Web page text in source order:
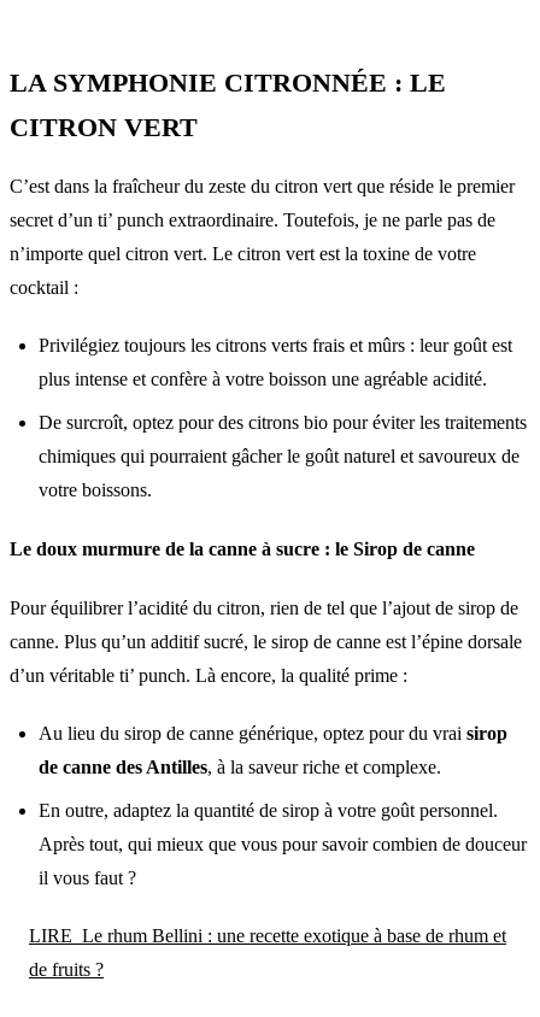
LA SYMPHONIE CITRONNÉE : LE
CITRON VERT
C’est dans la fraîcheur du zeste du citron vert que réside le premier
secret d’un ti’ punch extraordinaire. Toutefois, je ne parle pas de
n’importe quel citron vert. Le citron vert est la toxine de votre
cocktail :
Privilégiez toujours les citrons verts frais et mûrs : leur goût est
plus intense et confère à votre boisson une agréable acidité.
De surcroît, optez pour des citrons bio pour éviter les traitements
chimiques qui pourraient gâcher le goût naturel et savoureux de
votre boissons.
Le doux murmure de la canne à sucre : le Sirop de canne
Pour équilibrer l’acidité du citron, rien de tel que l’ajout de sirop de
canne. Plus qu’un additif sucré, le sirop de canne est l’épine dorsale
d’un véritable ti’ punch. Là encore, la qualité prime :
Au lieu du sirop de canne générique, optez pour du vrai sirop
de canne des Antilles, à la saveur riche et complexe.
En outre, adaptez la quantité de sirop à votre goût personnel.
Après tout, qui mieux que vous pour savoir combien de douceur
il vous faut ?
LIRE Le rhum Bellini : une recette exotique à base de rhum et
de fruits ?